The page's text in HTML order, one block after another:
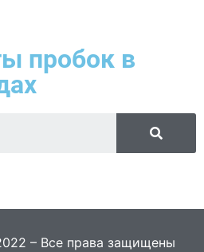
пробок в
– Все права защищены